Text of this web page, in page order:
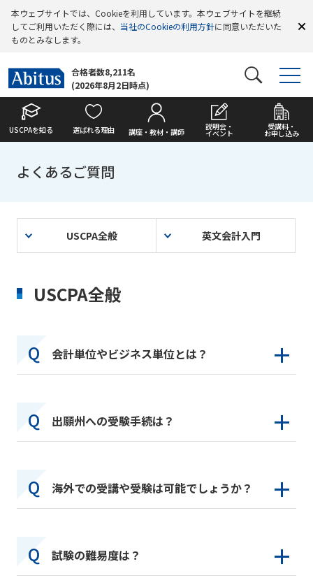
本ウェブサイトでは、Cookieを利用しています。本ウェブサイトを継続
してご利用いただく際には、 当社のCookieの利用方針に同意いただいた
ものとみなします。
合格者数8,211名
(2026年8月2日時点)
USCPAを知る 選ばれる理由 講座・教材・講師
説明会・
イベント
受講料・
お申し込み
よくあるご質問
USCPA全般 英文会計入門
USCPA全般
会計単位やビジネス単位とは？
出願州への受験手続は？
海外での受講や受験は可能でしょうか？
試験の難易度は？